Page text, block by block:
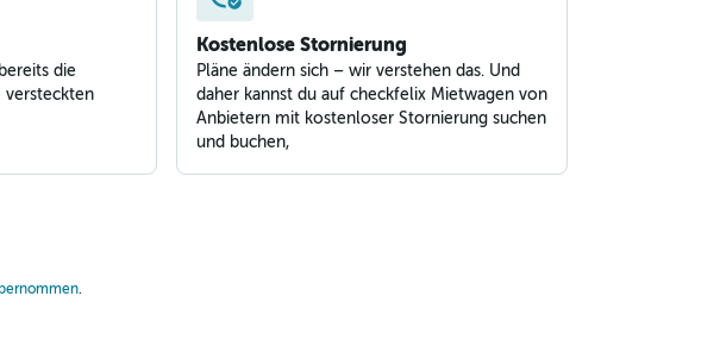
die
versteckten
Kostenlose Stornierung
Pläne ändern sich – wir verstehen das. Und
daher kannst du auf checkfelix Mietwagen von
Anbietern mit kostenloser Stornierung suchen
und buchen,
.